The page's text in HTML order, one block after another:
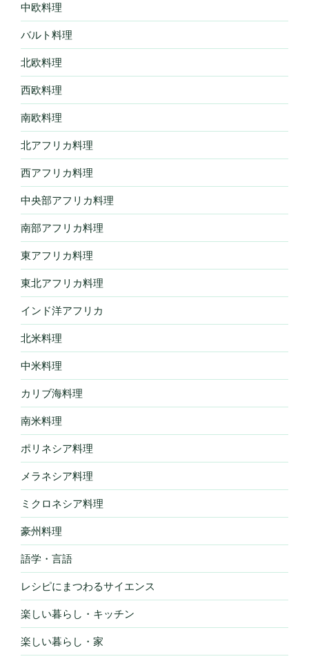
中欧料理
バルト料理
北欧料理
西欧料理
南欧料理
北アフリカ料理
西アフリカ料理
中央部アフリカ料理
南部アフリカ料理
東アフリカ料理
東北アフリカ料理
インド洋アフリカ
北米料理
中米料理
カリブ海料理
南米料理
ポリネシア料理
メラネシア料理
ミクロネシア料理
豪州料理
語学・言語
レシピにまつわるサイエンス
楽しい暮らし・キッチン
楽しい暮らし・家